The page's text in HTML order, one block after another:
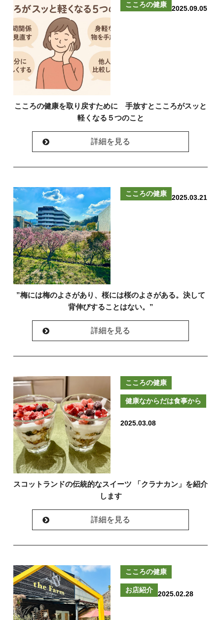
こころの健康 2025.09.05
こころの健康を取り戻すために 手放すとこころがスッと
軽くなる５つのこと
詳細を見る
こころの健康 2025.03.21
”梅には梅のよさがあり、桜には桜のよさがある。決して
背伸びすることはない。”
詳細を見る
こころの健康
健康なからだは食事から
2025.03.08
スコットランドの伝統的なスイーツ 「クラナカン」を紹介
します
詳細を見る
こころの健康
お店紹介 2025.02.28